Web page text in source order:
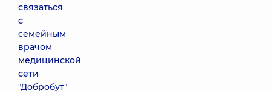
связаться
с
семейным
врачом
медицинской
сети
"Добробут"